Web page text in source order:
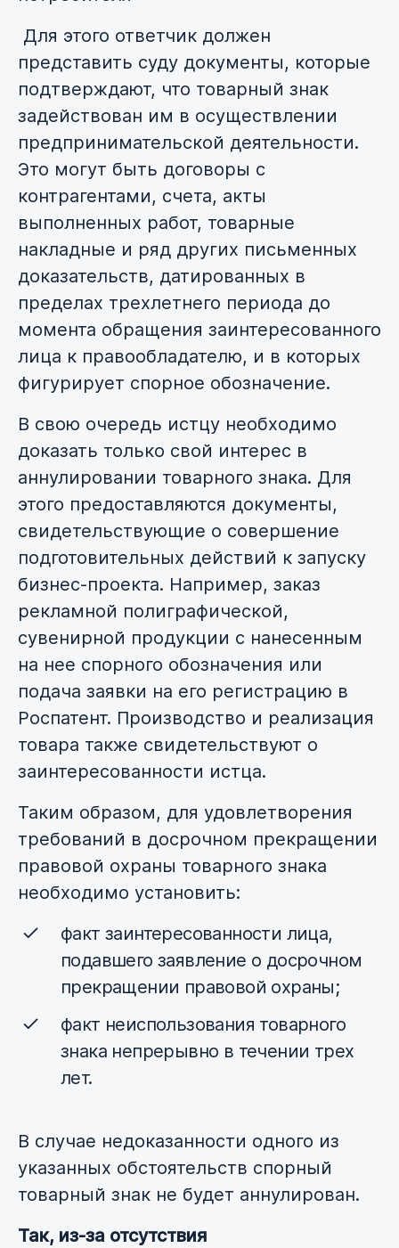
Для этого ответчик должен
представить суду документы, которые
подтверждают, что товарный знак
задействован им в осуществлении
предпринимательской деятельности.
Это могут быть договоры с
контрагентами, счета, акты
выполненных работ, товарные
накладные и ряд других письменных
доказательств, датированных в
пределах трехлетнего периода до
момента обращения заинтересованного
лица к правообладателю, и в которых
фигурирует спорное обозначение.
В свою очередь истцу необходимо
доказать только свой интерес в
аннулировании товарного знака. Для
этого предоставляются документы,
свидетельствующие о совершение
подготовительных действий к запуску
бизнес-проекта. Например, заказ
рекламной полиграфической,
сувенирной продукции с нанесенным
на нее спорного обозначения или
подача заявки на его регистрацию в
Роспатент. Производство и реализация
товара также свидетельствуют о
заинтересованности истца.
Таким образом, для удовлетворения
требований в досрочном прекращении
правовой охраны товарного знака
необходимо установить:
факт заинтересованности лица,
подавшего заявление о досрочном
прекращении правовой охраны;
факт неиспользования товарного
знака непрерывно в течении трех
лет.
В случае недоказанности одного из
указанных обстоятельств спорный
товарный знак не будет аннулирован.
Так, из-за отсутствия